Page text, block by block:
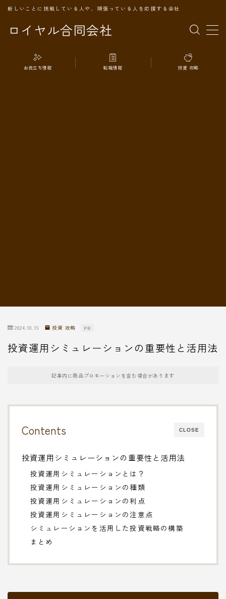
ロイヤル合同会社
新しいことに挑戦している人や、頑張っている人を応援する会社
MENU
TOPページ
お役立ち情報 転職情報 投資 攻略
2024.10.19 投資 攻略 PR
投資運用シミュレーションの重要性と活用法
記事内に商品プロモーションを含む場合があります
CLOSE
Contents
投資運用シミュレーションの重要性と活用法
投資運用シミュレーションとは？
投資運用シミュレーションの種類
投資運用シミュレーションの利点
投資運用シミュレーションの注意点
シミュレーションを活用した投資戦略の構築
まとめ